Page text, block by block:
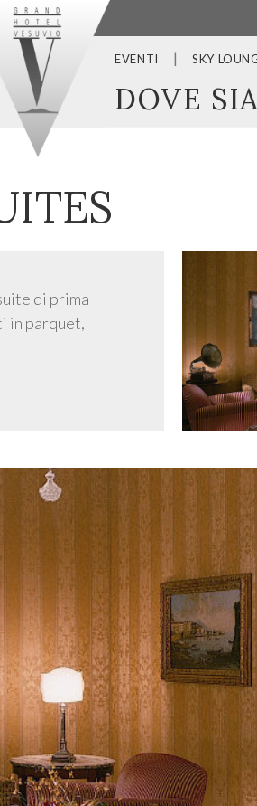
EVENTI SKY
DOVE
di prima
in parquet,